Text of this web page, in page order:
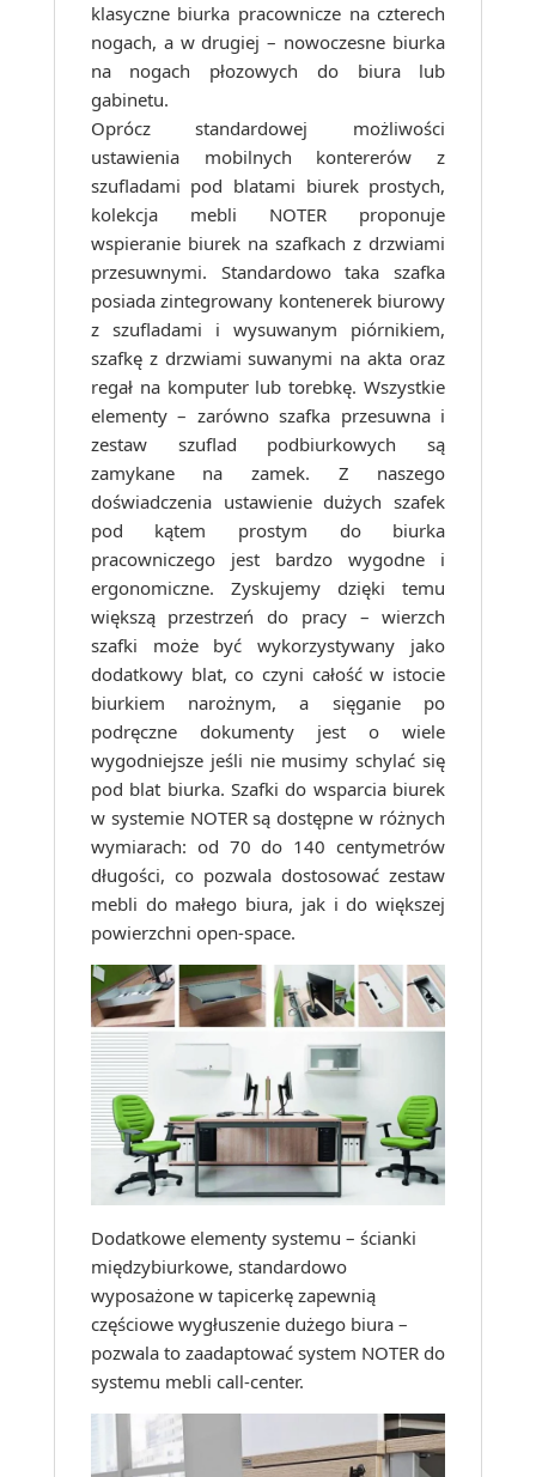
klasyczne biurka pracownicze na czterech
nogach, a w drugiej – nowoczesne biurka
na nogach płozowych do biura lub
gabinetu.
Oprócz standardowej możliwości
ustawienia mobilnych kontererów z
szufladami pod blatami biurek prostych,
kolekcja mebli NOTER proponuje
wspieranie biurek na szafkach z drzwiami
przesuwnymi. Standardowo taka szafka
posiada zintegrowany kontenerek biurowy
z szufladami i wysuwanym piórnikiem,
szafkę z drzwiami suwanymi na akta oraz
regał na komputer lub torebkę. Wszystkie
elementy – zarówno szafka przesuwna i
zestaw szuflad podbiurkowych są
zamykane na zamek. Z naszego
doświadczenia ustawienie dużych szafek
pod kątem prostym do biurka
pracowniczego jest bardzo wygodne i
ergonomiczne. Zyskujemy dzięki temu
większą przestrzeń do pracy – wierzch
szafki może być wykorzystywany jako
dodatkowy blat, co czyni całość w istocie
biurkiem narożnym, a sięganie po
podręczne dokumenty jest o wiele
wygodniejsze jeśli nie musimy schylać się
pod blat biurka. Szafki do wsparcia biurek
w systemie NOTER są dostępne w różnych
wymiarach: od 70 do 140 centymetrów
długości, co pozwala dostosować zestaw
mebli do małego biura, jak i do większej
powierzchni open-space.
Dodatkowe elementy systemu – ścianki
międzybiurkowe, standardowo
wyposażone w tapicerkę zapewnią
częściowe wygłuszenie dużego biura –
pozwala to zaadaptować system NOTER do
systemu mebli call-center.